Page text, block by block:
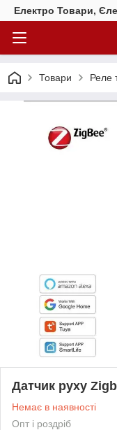
Електро Товари,
Товари Реле
Датчик руху
Немає в наявності
Опт і роздріб